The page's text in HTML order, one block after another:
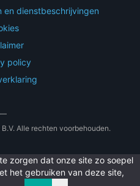
en dienstbeschrijvingen
policy
—
Alle rechten voorbehouden.
zorgen dat onze site zo soepel
het gebruiken van deze site,